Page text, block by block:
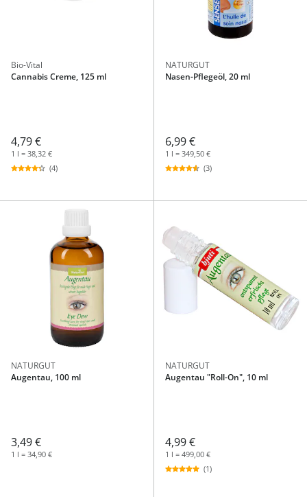
Bio-Vital
Cannabis Creme, 125 ml
4,79 €
1 l = 38,32 €
(4)
NATURGUT
Nasen-Pflegeöl, 20 ml
6,99 €
1 l = 349,50 €
(3)
NATURGUT
Augentau, 100 ml
3,49 €
1 l = 34,90 €
NATURGUT
Augentau "Roll-On", 10 ml
4,99 €
1 l = 499,00 €
(1)